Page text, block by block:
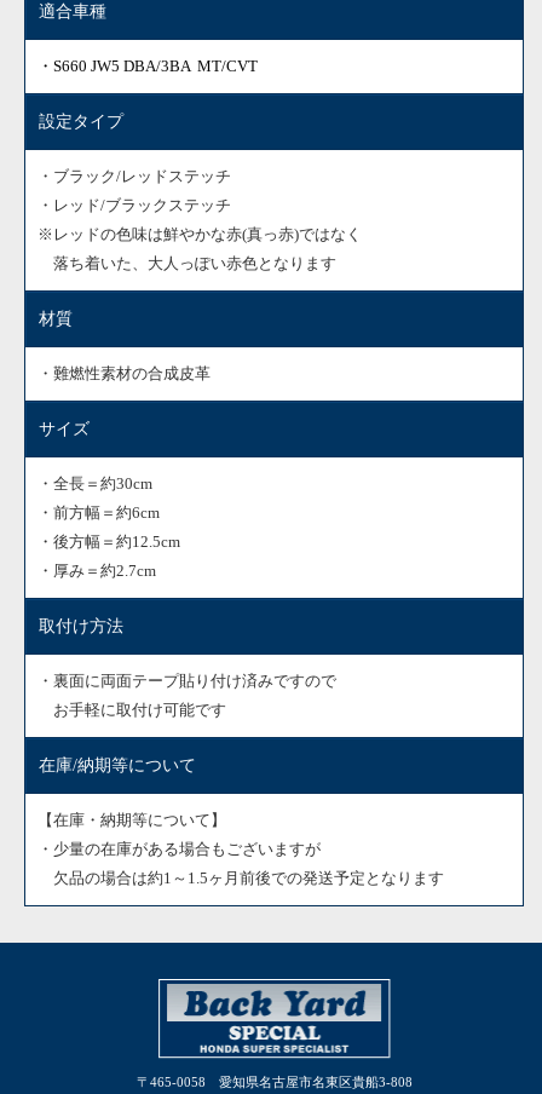
適合車種
・S660 JW5 DBA/3BA MT/CVT
設定タイプ
・ブラック/レッドステッチ
・レッド/ブラックステッチ
※レッドの色味は鮮やかな赤(真っ赤)ではなく
落ち着いた、大人っぽい赤色となります
材質
・難燃性素材の合成皮革
サイズ
・全長＝約30cm
・前方幅＝約6cm
・後方幅＝約12.5cm
・厚み＝約2.7cm
取付け方法
・裏面に両面テープ貼り付け済みですので
お手軽に取付け可能です
在庫/納期等について
【在庫・納期等について】
・少量の在庫がある場合もございますが
欠品の場合は約1～1.5ヶ月前後での発送予定となります
〒465-0058 愛知県名古屋市名東区貴船3-808